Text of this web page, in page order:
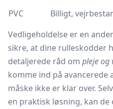
PVC
Billigt,
Vedligeholdelse er en
sikre, at dine rulleskodder
detaljerede råd om pleje og
komme ind på avancerede
måske ikke er klar over.
en praktisk løsning, kan